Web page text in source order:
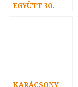
EGYÜTT 30.
KARÁCSONY